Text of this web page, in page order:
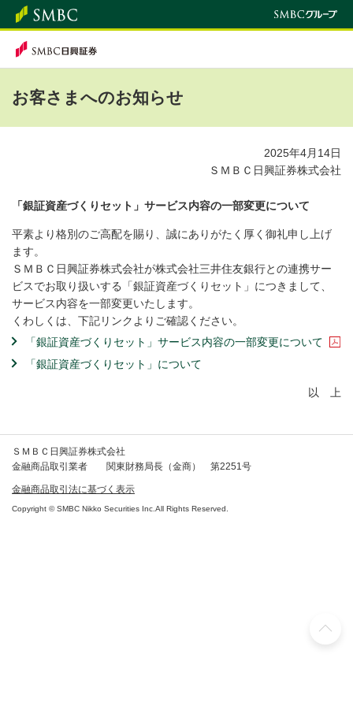
お客さまへのお知らせ
2025年4月14日
ＳＭＢＣ日興証券株式会社
「銀証資産づくりセット」サービス内容の一部変更について
平素より格別のご高配を賜り、誠にありがたく厚く御礼申し上げ
ます。
ＳＭＢＣ日興証券株式会社が株式会社三井住友銀行との連携サー
ビスでお取り扱いする「銀証資産づくりセット」につきまして、
サービス内容を一部変更いたします。
くわしくは、下記リンクよりご確認ください。
「銀証資産づくりセット」サービス内容の一部変更について
「銀証資産づくりセット」について
以 上
ＳＭＢＣ日興証券株式会社
金融商品取引業者 関東財務局長（金商） 第2251号
金融商品取引法に基づく表示
Copyright © SMBC Nikko Securities Inc.All Rights Reserved.